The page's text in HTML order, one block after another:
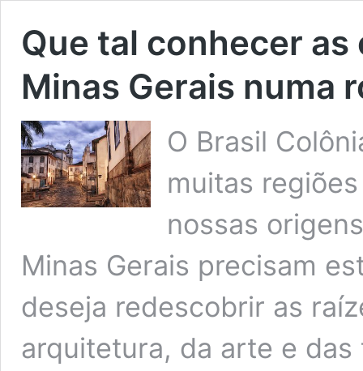
Que tal conhecer
Minas Gerais numa
O Brasil
muitas
nossas
Minas Gerais precisam
deseja redescobrir as
arquitetura, da arte e